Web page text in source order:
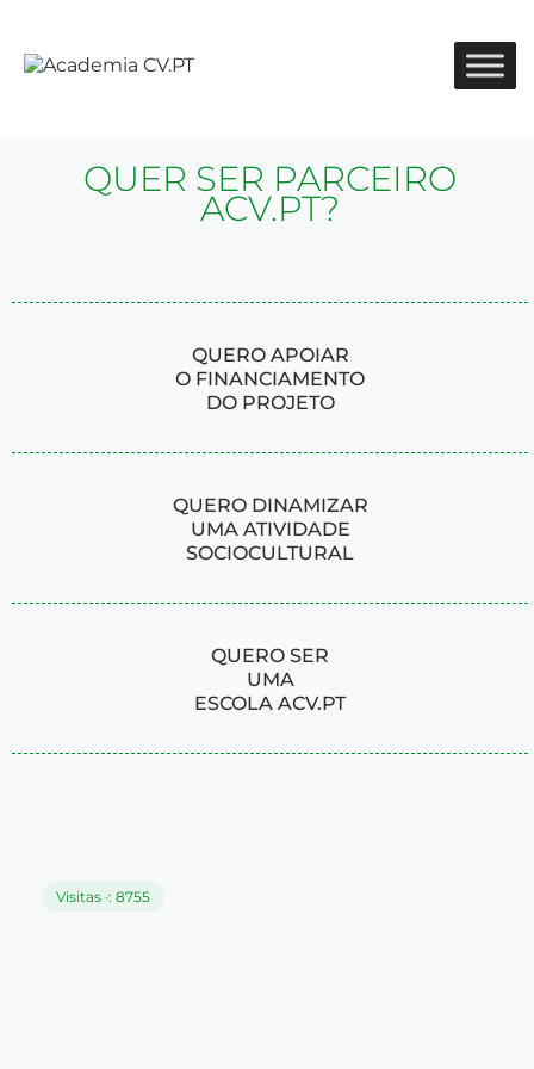
QUER SER PARCEIRO
ACV.PT?
QUERO APOIAR
O FINANCIAMENTO
DO PROJETO
QUERO DINAMIZAR
UMA ATIVIDADE
SOCIOCULTURAL
QUERO SER
UMA
ESCOLA ACV.PT
Visitas ·: 8755